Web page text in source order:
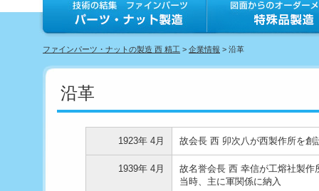
ファインパーツ・ナットの製造 西 精工 > 企業情報 > 沿革
沿革
1923年 4月 故会長 西 卯次八が西製作所を創
1939年 4月
故名誉会長 西 幸信が工熔社製
当時、主に軍関係に納入